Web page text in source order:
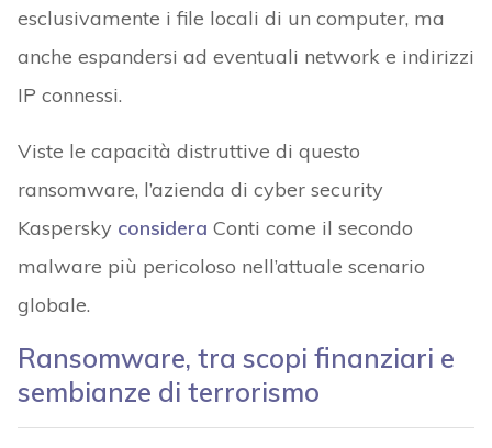
esclusivamente i file locali di un computer, ma
anche espandersi ad eventuali network e indirizzi
IP connessi.
Viste le capacità distruttive di questo
ransomware, l’azienda di cyber security
Kaspersky considera Conti come il secondo
malware più pericoloso nell’attuale scenario
globale.
Ransomware, tra scopi finanziari e
sembianze di terrorismo